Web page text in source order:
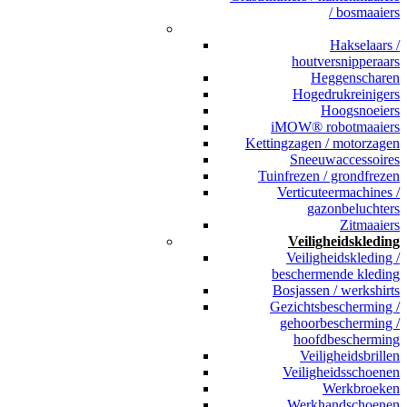
/ bosmaaiers
Hakselaars /
houtversnipperaars
Heggenscharen
Hogedrukreinigers
Hoogsnoeiers
iMOW® robotmaaiers
Kettingzagen / motorzagen
Sneeuwaccessoires
Tuinfrezen / grondfrezen
Verticuteermachines /
gazonbeluchters
Zitmaaiers
Veiligheidskleding
Veiligheidskleding /
beschermende kleding
Bosjassen / werkshirts
Gezichtsbescherming /
gehoorbescherming /
hoofdbescherming
Veiligheidsbrillen
Veiligheidsschoenen
Werkbroeken